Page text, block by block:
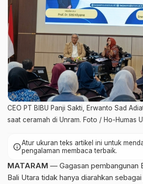
CEO PT BIBU Panji Sakti, Erwanto Sad
saat ceramah di Unram. Foto / Ho-Humas
infoAtur ukuran teks artikel ini untuk
pengalaman membaca terbaik.
MATARAM — Gagasan pembangunan
Bali Utara tidak hanya diarahkan